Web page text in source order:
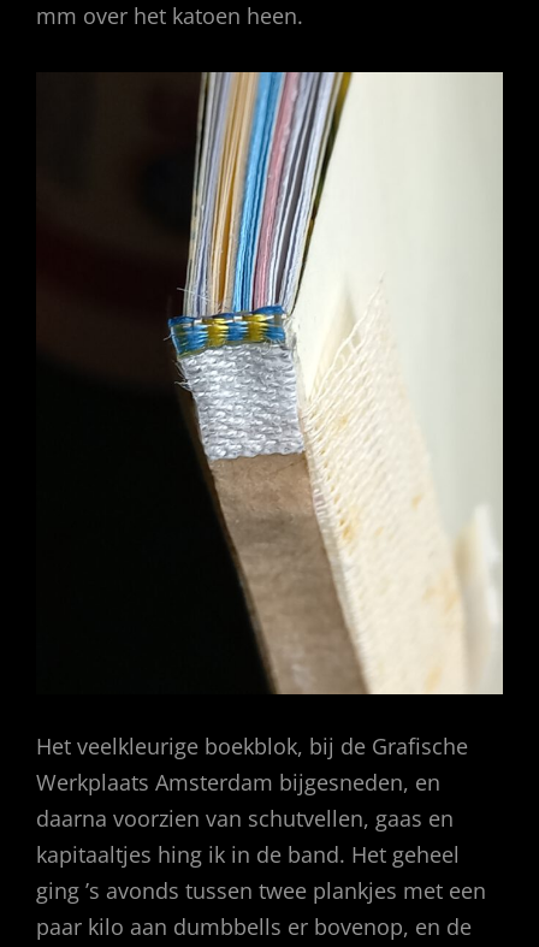
mm over het katoen heen.
Het veelkleurige boekblok, bij de Grafische
Werkplaats Amsterdam bijgesneden, en
daarna voorzien van schutvellen, gaas en
kapitaaltjes hing ik in de band. Het geheel
ging ’s avonds tussen twee plankjes met een
paar kilo aan dumbbells er bovenop, en de